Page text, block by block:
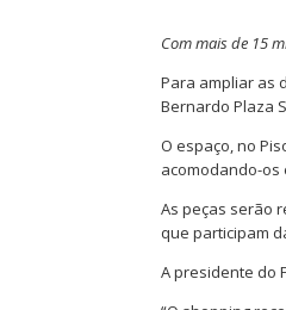
Com mais de 15
Para ampliar as
Bernardo Plaza
O espaço, no
acomodando-os
As peças serão
que participam
A presidente do